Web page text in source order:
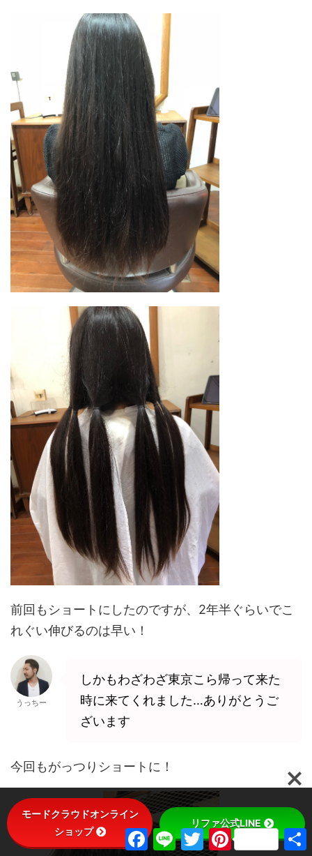
前回もショートにしたのですが、2年半ぐらいでこ
れぐい伸びるのは早い！
うっちー
しかもわざわざ東京こら帰って来た
時に来てくれました…ありがとうご
ざいます
今回もがっつりショートに！
F
a
L
i
T
w
P
i
モードクラウドオンライン
ショップ
リファ公式LINE